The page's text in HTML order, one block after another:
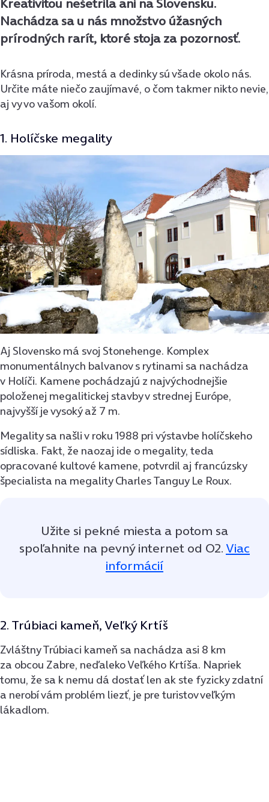
Nachádza sa u nás množstvo úžasných
prírodných rarít, ktoré stoja za pozornosť.
Krásna príroda, mestá a dedinky sú všade okolo nás.
Určite máte niečo zaujímavé, o čom takmer nikto nevie,
aj vy vo vašom okolí.
1. Holíčske megality
Aj Slovensko má svoj Stonehenge. Komplex
monumentálnych balvanov s rytinami sa nachádza
v Holíči. Kamene pochádzajú z najvýchodnejšie
položenej megalitickej stavby v strednej Európe,
najvyšší je vysoký až 7 m.
Megality sa našli v roku 1988 pri výstavbe holíčskeho
sídliska. Fakt, že naozaj ide o megality, teda
opracované kultové kamene, potvrdil aj francúzsky
špecialista na megality Charles Tanguy Le Roux.
Užite si pekné miesta a potom sa
spoľahnite na pevný internet od O2. Viac
informácií
2. Trúbiaci kameň, Veľký Krtíš
Zvláštny Trúbiaci kameň sa nachádza asi 8 km
za obcou Zabre, neďaleko Veľkého Krtíša. Napriek
tomu, že sa k nemu dá dostať len ak ste fyzicky zdatní
a nerobí vám problém liezť, je pre turistov veľkým
lákadlom.